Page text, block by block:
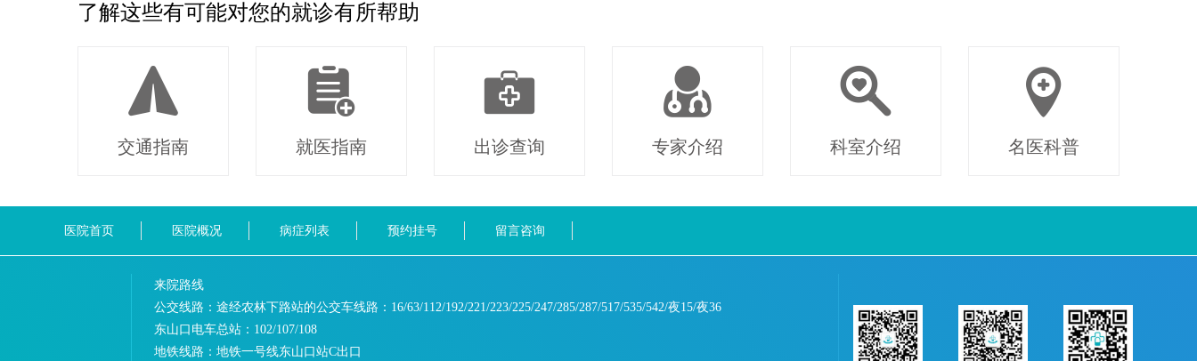
了解这些有可能对您的就诊有所帮助
交通指南 就医指南 出诊查询 专家介绍 科室介绍 名医科普
医院首页 医院概况 病症列表 预约挂号 留言咨询
来院路线
公交线路：途经农林下路站的公交车线路： 16/63/112/192/221/223/225/247/285/287/517/535/542/夜15/夜36
东山口电车总站： 102/107/108
地铁线路： 地铁一号线东山口站C出口